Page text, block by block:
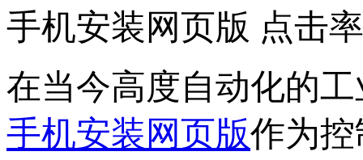
手机安装网页版 点击率
在当今高度自动化的工
手机安装网页版作为控